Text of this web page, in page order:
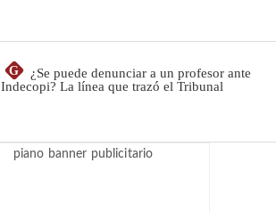
G
¿Se puede denunciar a un profesor ante
Indecopi? La línea que trazó el Tribunal